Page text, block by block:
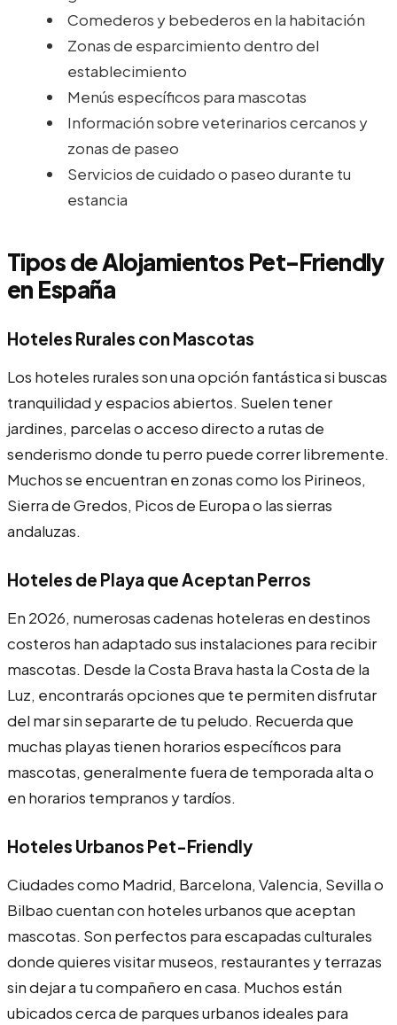
Comederos y bebederos en la habitación
Zonas de esparcimiento dentro del
establecimiento
Menús específicos para mascotas
Información sobre veterinarios cercanos y
zonas de paseo
Servicios de cuidado o paseo durante tu
estancia
Tipos de Alojamientos Pet-Friendly
en España
Hoteles Rurales con Mascotas
Los hoteles rurales son una opción fantástica si buscas
tranquilidad y espacios abiertos. Suelen tener
jardines, parcelas o acceso directo a rutas de
senderismo donde tu perro puede correr libremente.
Muchos se encuentran en zonas como los Pirineos,
Sierra de Gredos, Picos de Europa o las sierras
andaluzas.
Hoteles de Playa que Aceptan Perros
En 2026, numerosas cadenas hoteleras en destinos
costeros han adaptado sus instalaciones para recibir
mascotas. Desde la Costa Brava hasta la Costa de la
Luz, encontrarás opciones que te permiten disfrutar
del mar sin separarte de tu peludo. Recuerda que
muchas playas tienen horarios específicos para
mascotas, generalmente fuera de temporada alta o
en horarios tempranos y tardíos.
Hoteles Urbanos Pet-Friendly
Ciudades como Madrid, Barcelona, Valencia, Sevilla o
Bilbao cuentan con hoteles urbanos que aceptan
mascotas. Son perfectos para escapadas culturales
donde quieres visitar museos, restaurantes y terrazas
sin dejar a tu compañero en casa. Muchos están
ubicados cerca de parques urbanos ideales para